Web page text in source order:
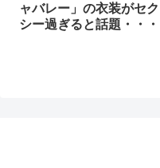
ャバレー」の衣装がセク
シー過ぎると話題・・・